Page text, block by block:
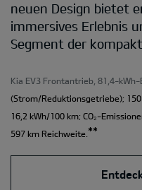
neuen Design bietet
immersives Erlebnis
Segment der
Kia EV3 Frontantrieb, 81,4-
(Strom/Reduktionsgetriebe);
16,2 kWh/100 km; CO₂-
597 km Reichweite. **